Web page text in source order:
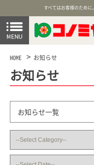
すべてはお客様のために。
HOME お知らせ
お知らせ
お知らせ一覧